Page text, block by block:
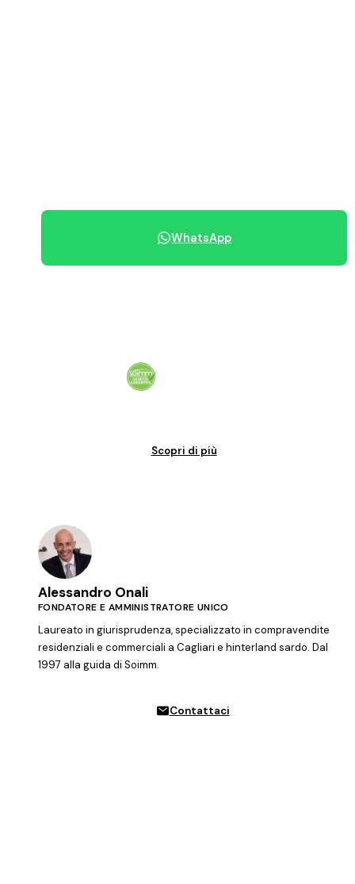
WhatsApp
Scopri di più
Alessandro Onali
FONDATORE E AMMINISTRATORE UNICO
Laureato in giurisprudenza, specializzato in compravendite
residenziali e commerciali a Cagliari e hinterland sardo. Dal
1997 alla guida di Soimm.
Contattaci